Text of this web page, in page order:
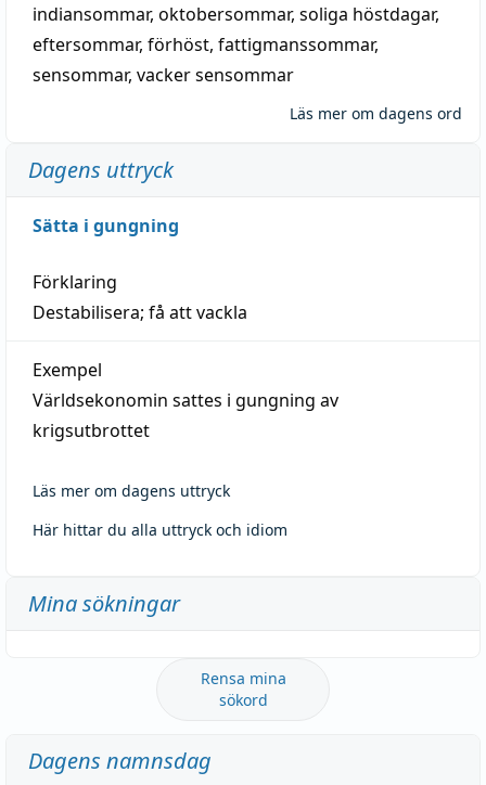
indiansommar, oktobersommar, soliga höstdagar,
eftersommar, förhöst, fattigmanssommar,
sensommar, vacker sensommar
Läs mer om dagens ord
Dagens uttryck
Sätta i gungning
Förklaring
Destabilisera; få att vackla
Exempel
Världsekonomin sattes i gungning av
krigsutbrottet
Läs mer om dagens uttryck
Här hittar du alla uttryck och idiom
Mina sökningar
Rensa mina
sökord
Dagens namnsdag